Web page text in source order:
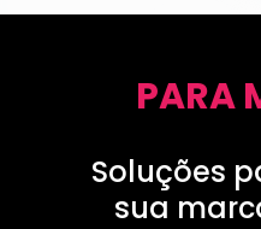
PARA
Soluções
sua